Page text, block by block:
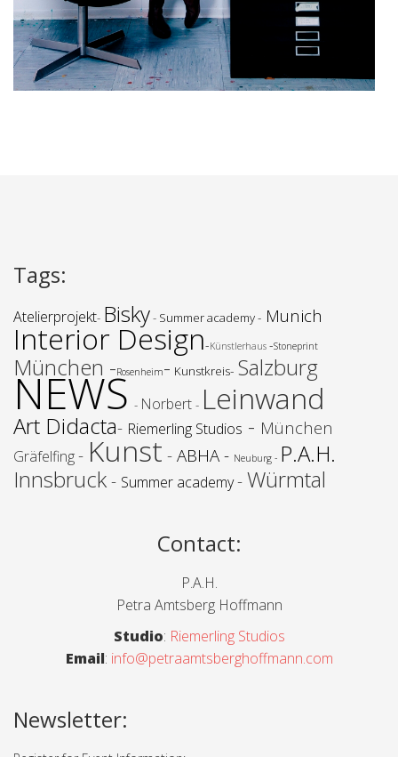
Tags:
Atelierprojekt- Bisky- Summer academy - Munich
Interior Design-Künstlerhaus -Stoneprint
München -Rosenheim- Kunstkreis- Salzburg
NEWS - Norbert - Leinwand
Art Didacta- Riemerling Studios - München
Gräfelfing- Kunst - ABHA - Neuburg - P.A.H.
Innsbruck - Summer academy- Würmtal
Contact:
P.A.H.
Petra Amtsberg Hoffmann
Studio: Riemerling Studios
Email: info@petraamtsberghoffmann.com
Newsletter: